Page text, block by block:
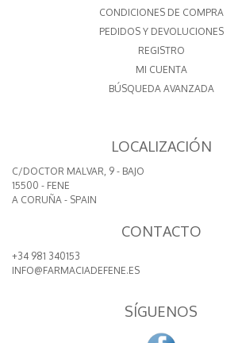
CONDICIONES DE COMPRA
PEDIDOS Y DEVOLUCIONES
REGISTRO
MI CUENTA
BÚSQUEDA AVANZADA
LOCALIZACIÓN
C/DOCTOR MALVAR, 9 - BAJO
15500 - FENE
A CORUÑA - SPAIN
CONTACTO
+34 981 340153
INFO@FARMACIADEFENE.ES
SÍGUENOS